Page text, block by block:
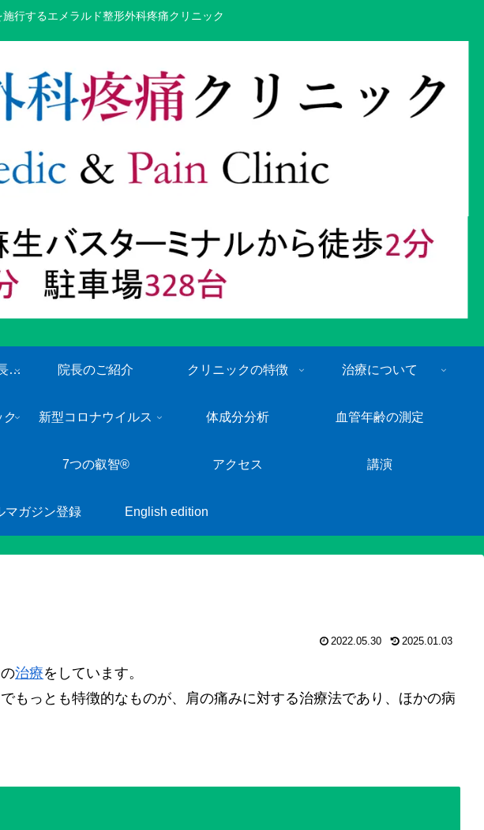
行するエメラルド整形外科疼痛クリニック
女性医師による健康長寿・総合内科外来 院長のご紹介 クリニックの特徴 治療について
ク 新型コロナウイルス 体成分分析 血管年齢の測定
7つの叡智® アクセス 講演
マガジン登録 English edition
2022.05.30 2025.01.03
治療をしています。
もっとも特徴的なものが、肩の痛みに対する治療法であり、ほかの病